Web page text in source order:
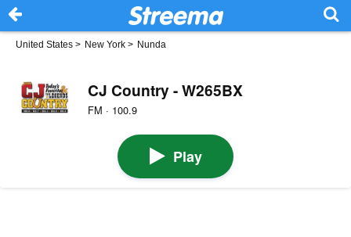
United States > New York > Nunda
CJ Country - W265BX
FM · 100.9
Play